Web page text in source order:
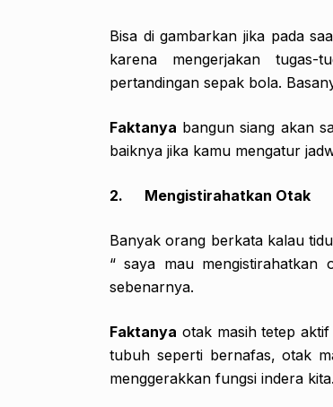
Bisa di gambarkan jika pada
karena mengerjakan
pertandingan sepak bola.
Faktanya bangun siang akan
baiknya jika kamu mengatur
2. Mengistirahatkan Otak
Banyak orang berkata kalau
“ saya mau
sebenarnya.
Faktanya otak masih tetep
tubuh seperti bernafas, otak
menggerakkan fungsi indera kita.